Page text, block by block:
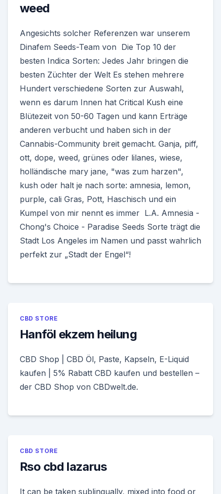
weed
Angesichts solcher Referenzen war unserem
Dinafem Seeds-Team von Die Top 10 der
besten Indica Sorten: Jedes Jahr bringen die
besten Züchter der Welt Es stehen mehrere
Hundert verschiedene Sorten zur Auswahl,
wenn es darum Innen hat Critical Kush eine
Blütezeit von 50-60 Tagen und kann Erträge
anderen verbucht und haben sich in der
Cannabis-Community breit gemacht. Ganja, piff,
ott, dope, weed, grünes oder lilanes, wiese,
holländische mary jane, "was zum harzen",
kush oder halt je nach sorte: amnesia, lemon,
purple, cali Gras, Pott, Haschisch und ein
Kumpel von mir nennt es immer L.A. Amnesia -
Chong's Choice - Paradise Seeds Sorte trägt die
Stadt Los Angeles im Namen und passt wahrlich
perfekt zur „Stadt der Engel“!
CBD STORE
Hanföl ekzem heilung
CBD Shop | CBD Öl, Paste, Kapseln, E-Liquid
kaufen | 5% Rabatt CBD kaufen und bestellen –
der CBD Shop von CBDwelt.de.
CBD STORE
Rso cbd lazarus
It can be taken sublingually, mixed into food or